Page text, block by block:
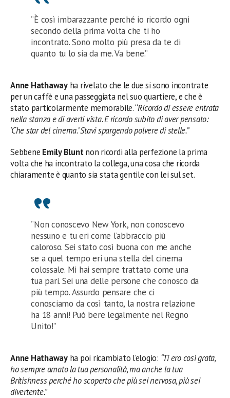
“È così imbarazzante perché io ricordo ogni
secondo della prima volta che ti ho
incontrato. Sono molto più presa da te di
quanto tu lo sia da me. Va bene.”
Anne Hathawayha rivelato che le due si sono incontrate
per un caffè e una passeggiata nel suo quartiere, e che è
stato particolarmente memorabile. “Ricordo di essere entrata
nella stanza e di averti vista. E ricordo subito di aver pensato:
‘Che star del cinema.’ Stavi spargendo polvere di stelle.”
Sebbene Emily Bluntnon ricordi alla perfezione la prima
volta che ha incontrato la collega, una cosa che ricorda
chiaramente è quanto sia stata gentile con lei sul set.
“Non conoscevo New York, non conoscevo
nessuno e tu eri come l’abbraccio più
caloroso. Sei stato così buona con me anche
se a quel tempo eri una stella del cinema
colossale. Mi hai sempre trattato come una
tua pari. Sei una delle persone che conosco da
più tempo. Assurdo pensare che ci
conosciamo da così tanto, la nostra relazione
ha 18 anni! Può bere legalmente nel Regno
Unito!”
Anne Hathawayha poi ricambiato l’elogio: “Ti ero così grata,
ho sempre amato la tua personalità, ma anche la tua
Britishness perché ho scoperto che più sei nervosa, più sei
divertente.”